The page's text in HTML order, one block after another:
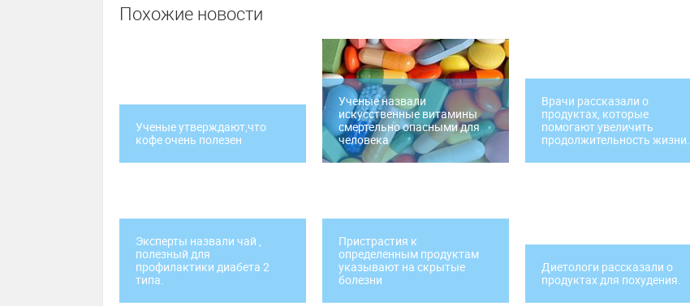
Похожие новости
Ученые утверждают,что
кофе очень полезен
Ученые назвали
искусственные витамины
смертельно опасными для
человека
Врачи рассказали о
продуктах, которые
помогают увеличить
продолжительность жизни.
Эксперты назвали чай ,
полезный для
профилактики диабета 2
типа.
Пристрастия к
определенным продуктам
указывают на скрытые
болезни
Диетологи рассказали о
продуктах для похудения.